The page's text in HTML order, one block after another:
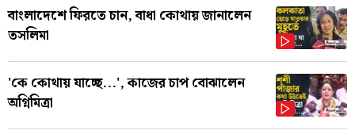
বাংলাদেশে ফিরতে চান, বাধা কোথায় জানালেন
তসলিমা
'কে কোথায় যাচ্ছে...', কাজের চাপ বোঝালেন
অগ্নিমিত্রা